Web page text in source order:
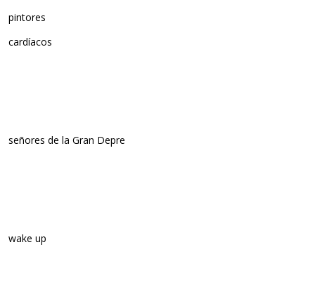
pintores
cardíacos
señores de la Gran Depre
wake up